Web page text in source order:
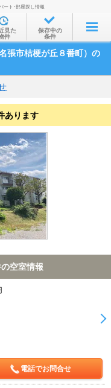
ら
ら
時間から
から
社から
ート･部屋探し情報
見た
件
保存中の
条件
張市桔梗が丘８番町）の
あります
空室情報
電話でお問合せ